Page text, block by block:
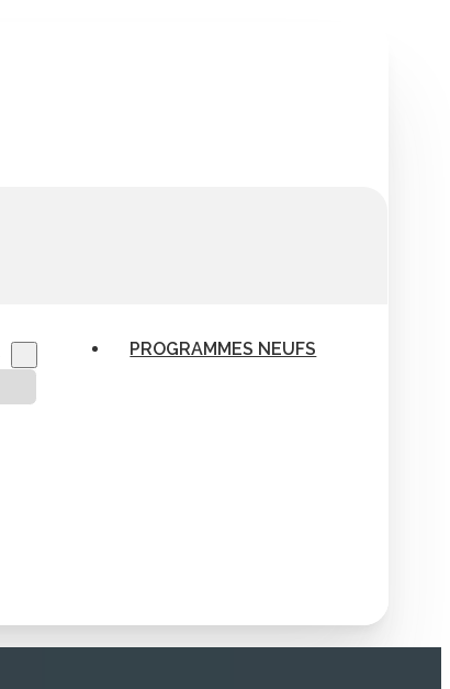
PROGRAMMES NEUFS